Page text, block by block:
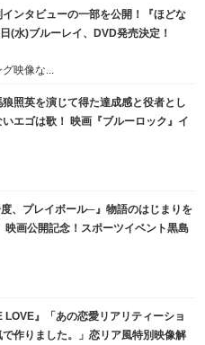
ンタビューの一部を公開！『ほどな
(水)ブルーレイ、DVD発売決定！
映像な...
照英を演じて得た達成感と役者とし
エゴは歌！ 映画『ブルーロック』イ
、プレイボール─』物語のはじまりを
映画公開記念！スポーツイベント黒島
LOVE』「あの恋愛リアリティーショ
作りました。」恋リア風特別映像解